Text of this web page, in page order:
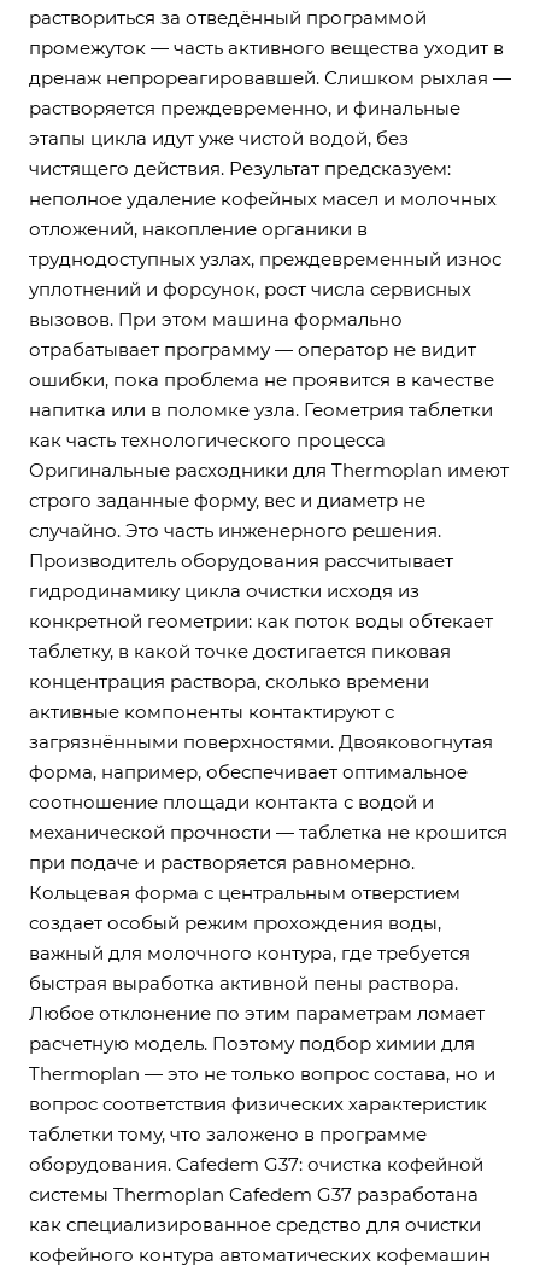
раствориться за отведённый программой
промежуток — часть активного вещества уходит в
дренаж непрореагировавшей. Слишком рыхлая —
растворяется преждевременно, и финальные
этапы цикла идут уже чистой водой, без
чистящего действия. Результат предсказуем:
неполное удаление кофейных масел и молочных
отложений, накопление органики в
труднодоступных узлах, преждевременный износ
уплотнений и форсунок, рост числа сервисных
вызовов. При этом машина формально
отрабатывает программу — оператор не видит
ошибки, пока проблема не проявится в качестве
напитка или в поломке узла. Геометрия таблетки
как часть технологического процесса
Оригинальные расходники для Thermoplan имеют
строго заданные форму, вес и диаметр не
случайно. Это часть инженерного решения.
Производитель оборудования рассчитывает
гидродинамику цикла очистки исходя из
конкретной геометрии: как поток воды обтекает
таблетку, в какой точке достигается пиковая
концентрация раствора, сколько времени
активные компоненты контактируют с
загрязнёнными поверхностями. Двояковогнутая
форма, например, обеспечивает оптимальное
соотношение площади контакта с водой и
механической прочности — таблетка не крошится
при подаче и растворяется равномерно.
Кольцевая форма с центральным отверстием
создает особый режим прохождения воды,
важный для молочного контура, где требуется
быстрая выработка активной пены раствора.
Любое отклонение по этим параметрам ломает
расчетную модель. Поэтому подбор химии для
Thermoplan — это не только вопрос состава, но и
вопрос соответствия физических характеристик
таблетки тому, что заложено в программе
оборудования. Cafedem G37: очистка кофейной
системы Thermoplan Cafedem G37 разработана
как специализированное средство для очистки
кофейного контура автоматических кофемашин